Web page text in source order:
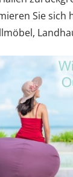
Sie sich